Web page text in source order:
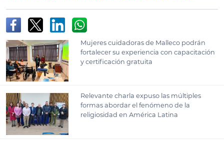
Mujeres cuidadoras de Malleco podrán
fortalecer su experiencia con capacitación
y certificación gratuita
Relevante charla expuso las múltiples
formas abordar el fenómeno de la
religiosidad en América Latina